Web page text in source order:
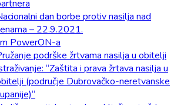
dan borbe protiv nasilja nad
– 22.9.2021.
PowerON-a
podrške žrtvama nasilja u obitelji
“Zaštita i prava žrtava nasilja u
(područje Dubrovačko-neretvanske